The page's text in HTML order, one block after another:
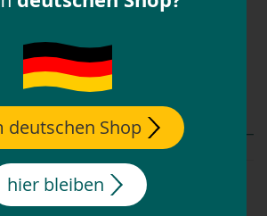
maat vinden
deutschen Shop
hier bleiben